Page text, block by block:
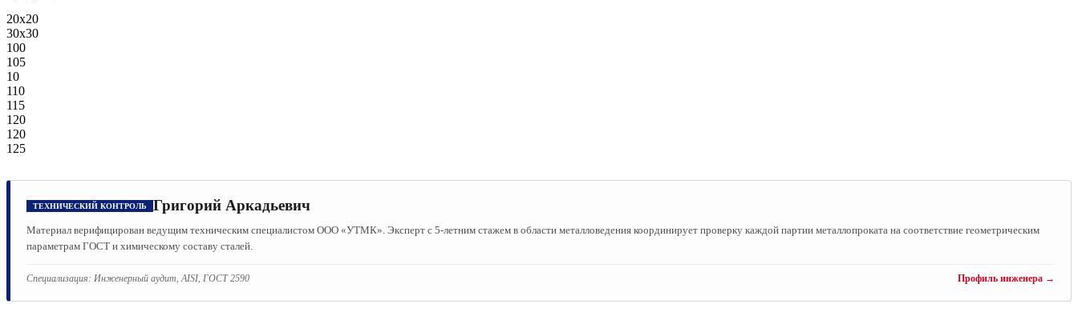
20х20
30х30
100
105
10
110
115
120
120
125
ТЕХНИЧЕСКИЙ КОНТРОЛЬ Григорий Аркадьевич
Материал верифицирован ведущим техническим специалистом ООО «УТМК». Эксперт с 5-летним стажем в области металловедения координирует проверку каждой партии металлопроката на соответствие геометрическим
параметрам ГОСТ и химическому составу сталей.
Специализация: Инженерный аудит, AISI, ГОСТ 2590 Профиль инженера →